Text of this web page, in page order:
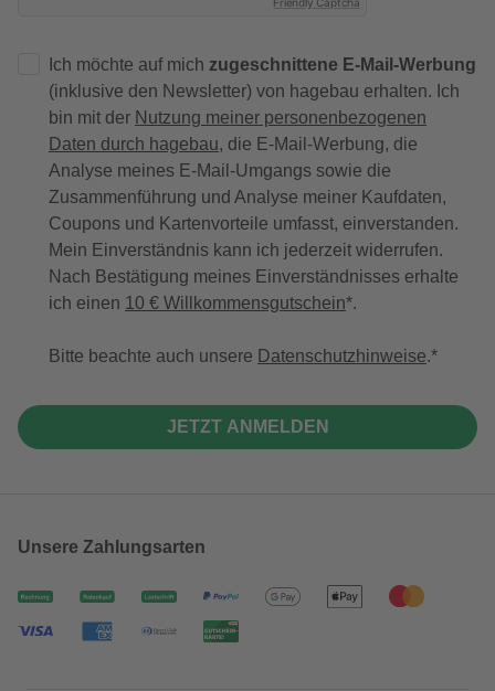
Ich möchte auf mich zugeschnittene E-Mail-Werbung
(inklusive den Newsletter) von hagebau erhalten. Ich
bin mit der Nutzung meiner personenbezogenen
Daten durch hagebau, die E-Mail-Werbung, die
Analyse meines E-Mail-Umgangs sowie die
Zusammenführung und Analyse meiner Kaufdaten,
Coupons und Kartenvorteile umfasst, einverstanden.
Mein Einverständnis kann ich jederzeit widerrufen.
Nach Bestätigung meines Einverständnisses erhalte
ich einen 10 € Willkommensgutschein*.
Bitte beachte auch unsere Datenschutzhinweise.
JETZT ANMELDEN
Unsere Zahlungsarten